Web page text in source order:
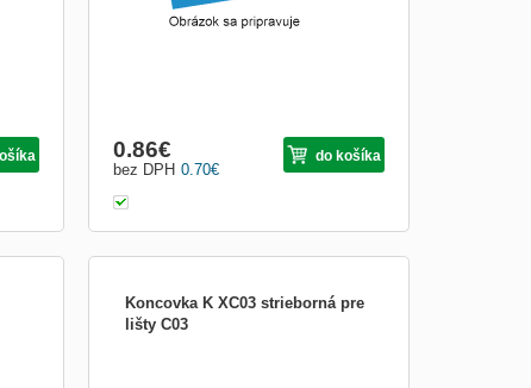
0.70€
bez DPH
0.86€ do košíka
Koncovka K XC03 strieborná pre
lišty C03